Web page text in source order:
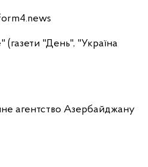
(газети "День", "Україна
агентство Азербайджану